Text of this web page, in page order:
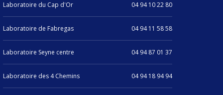
Laboratoire du Cap d'Or 04 94 10 22 80
Laboratoire de Fabregas 04 94 11 58 58
Laboratoire Seyne centre 04 94 87 01 37
Laboratoire des 4 Chemins 04 94 18 94 94